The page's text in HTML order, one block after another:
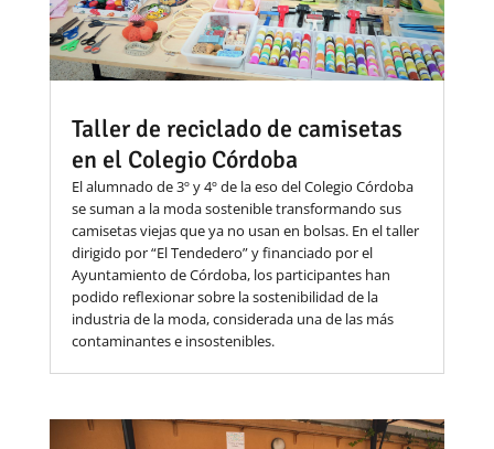
Taller de reciclado de camisetas
en el Colegio Córdoba
El alumnado de 3º y 4º de la eso del Colegio Córdoba
se suman a la moda sostenible transformando sus
camisetas viejas que ya no usan en bolsas. En el taller
dirigido por “El Tendedero” y financiado por el
Ayuntamiento de Córdoba, los participantes han
podido reflexionar sobre la sostenibilidad de la
industria de la moda, considerada una de las más
contaminantes e insostenibles.